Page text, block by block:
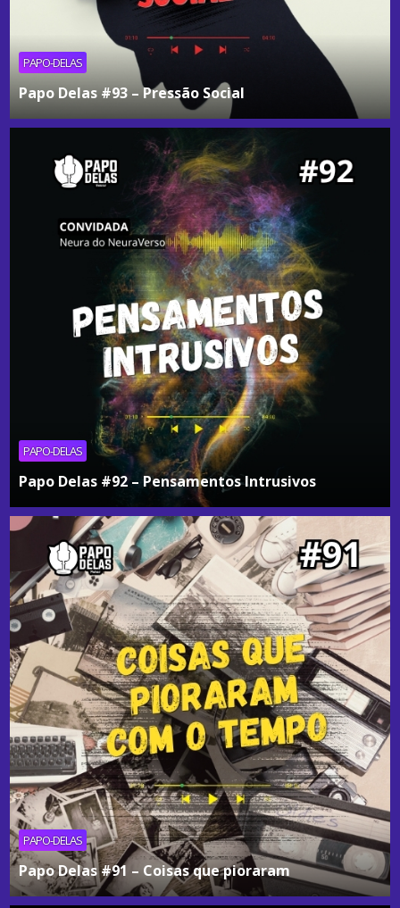
PAPO-DELAS
Papo Delas #93 – Pressão Social
PAPO-DELAS
Papo Delas #92 – Pensamentos Intrusivos
PAPO-DELAS
Papo Delas #91 – Coisas que pioraram